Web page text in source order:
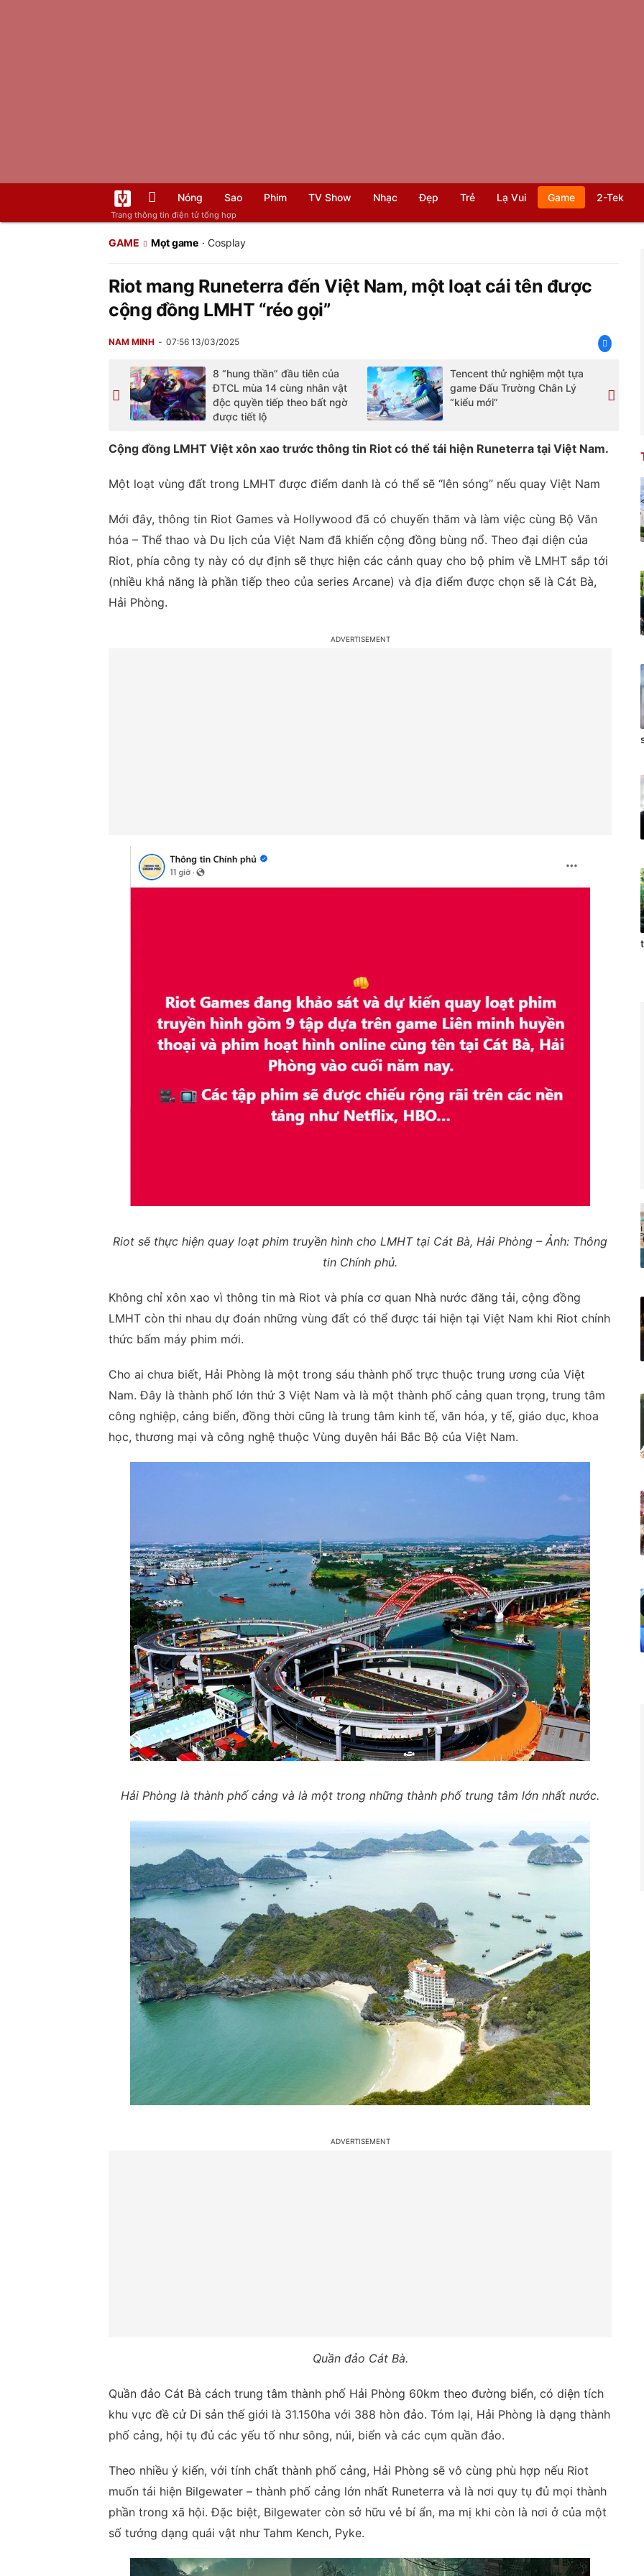
Trang thông tin điện tử tổng hợp
Nóng Sao Phim TV Show Nhạc Đẹp Trẻ Lạ Vui Game 2-Tek
GAME Mọt game · Cosplay
Riot mang Runeterra đến Việt Nam, một loạt cái tên được
cộng đồng LMHT “réo gọi”
NAM MINH 07:56 13/03/2025
8 “hung thần” đầu tiên của
ĐTCL mùa 14 cùng nhân vật
độc quyền tiếp theo bất ngờ
được tiết lộ
Tencent thử nghiệm một tựa
game Đấu Trường Chân Lý
“kiểu mới”
Cộng đồng LMHT Việt xôn xao trước thông tin Riot có thể tái hiện Runeterra tại Việt Nam.
Một loạt vùng đất trong LMHT được điểm danh là có thể sẽ “lên sóng” nếu quay Việt Nam
Mới đây, thông tin Riot Games và Hollywood đã có chuyến thăm và làm việc cùng Bộ Văn
hóa – Thể thao và Du lịch của Việt Nam đã khiến cộng đồng bùng nổ. Theo đại diện của
Riot, phía công ty này có dự định sẽ thực hiện các cảnh quay cho bộ phim về LMHT sắp tới
(nhiều khả năng là phần tiếp theo của series Arcane) và địa điểm được chọn sẽ là Cát Bà,
Hải Phòng.
Riot sẽ thực hiện quay loạt phim truyền hình cho LMHT tại Cát Bà, Hải Phòng – Ảnh: Thông
tin Chính phủ.
Không chỉ xôn xao vì thông tin mà Riot và phía cơ quan Nhà nước đăng tải, cộng đồng
LMHT còn thi nhau dự đoán những vùng đất có thể được tái hiện tại Việt Nam khi Riot chính
thức bấm máy phim mới.
Cho ai chưa biết, Hải Phòng là một trong sáu thành phố trực thuộc trung ương của Việt
Nam. Đây là thành phố lớn thứ 3 Việt Nam và là một thành phố cảng quan trọng, trung tâm
công nghiệp, cảng biển, đồng thời cũng là trung tâm kinh tế, văn hóa, y tế, giáo dục, khoa
học, thương mại và công nghệ thuộc Vùng duyên hải Bắc Bộ của Việt Nam.
Hải Phòng là thành phố cảng và là một trong những thành phố trung tâm lớn nhất nước.
Quần đảo Cát Bà.
Quần đảo Cát Bà cách trung tâm thành phố Hải Phòng 60km theo đường biển, có diện tích
khu vực đề cử Di sản thế giới là 31.150ha với 388 hòn đảo. Tóm lại, Hải Phòng là dạng thành
phố cảng, hội tụ đủ các yếu tố như sông, núi, biển và các cụm quần đảo.
Theo nhiều ý kiến, với tính chất thành phố cảng, Hải Phòng sẽ vô cùng phù hợp nếu Riot
muốn tái hiện Bilgewater – thành phố cảng lớn nhất Runeterra và là nơi quy tụ đủ mọi thành
phần trong xã hội. Đặc biệt, Bilgewater còn sở hữu vẻ bí ẩn, ma mị khi còn là nơi ở của một
số tướng dạng quái vật như Tahm Kench, Pyke.